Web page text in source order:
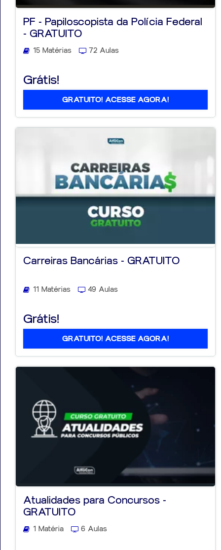
Aprovados
Notícias
AO
PF - Papiloscopista da Polícia Federal
- GRATUITO
15 Matérias 72 Aulas
Grátis!
GRATUITO! ACESSE AGORA!
Carreiras Bancárias - GRATUITO
11 Matérias 49 Aulas
Grátis!
GRATUITO! ACESSE AGORA!
Atualidades para Concursos -
GRATUITO
1 Matéria 6 Aulas